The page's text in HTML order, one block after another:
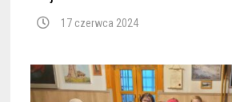
17 czerwca 2024